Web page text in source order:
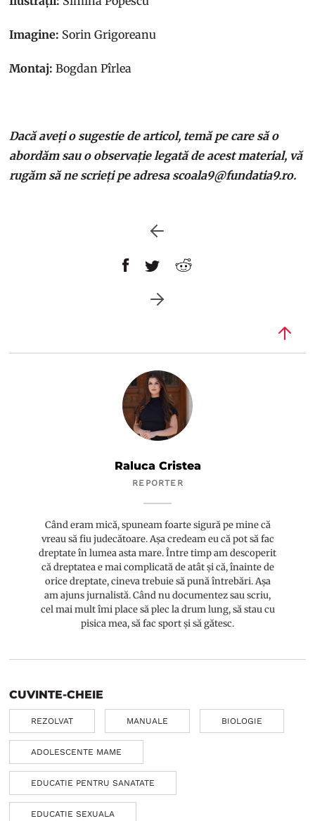
Imagine: Sorin Grigoreanu
Montaj: Bogdan Pîrlea
Dacă aveți o sugestie de articol, temă pe care să o
abordăm sau o observație legată de acest material, vă
rugăm să ne scrieți pe adresa scoala9@fundatia9.ro.
Raluca Cristea
REPORTER
Când eram mică, spuneam foarte sigură pe mine că
vreau să fiu judecătoare. Așa credeam eu că pot să fac
dreptate în lumea asta mare. Între timp am descoperit
că dreptatea e mai complicată de atât și că, înainte de
orice dreptate, cineva trebuie să pună întrebări. Așa
am ajuns jurnalistă. Când nu documentez sau scriu,
cel mai mult îmi place să plec la drum lung, să stau cu
pisica mea, să fac sport și să gătesc.
CUVINTE-CHEIE
REZOLVAT MANUALE BIOLOGIE
ADOLESCENTE MAME
EDUCATIE PENTRU SANATATE
EDUCATIE SEXUALA